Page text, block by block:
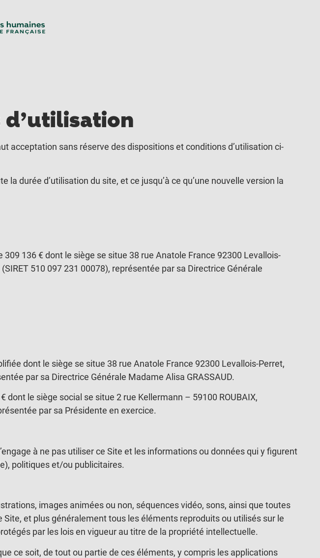
d’utilisation
acceptation sans réserve des dispositions et conditions d’utilisation ci-
durée d’utilisation du site, et ce jusqu’à ce qu’une nouvelle version la
309 136 € dont le siège se situe 38 rue Anatole France 92300 Levallois-
510 097 231 00078), représentée par sa Directrice Générale
dont le siège se situe 38 rue Anatole France 92300 Levallois-Perret,
par sa Directrice Générale Madame Alisa GRASSAUD.
le siège social se situe 2 rue Kellermann – 59100 ROUBAIX,
par sa Présidente en exercice.
à ne pas utiliser ce Site et les informations ou données qui y figurent
politiques et/ou publicitaires.
images animées ou non, séquences vidéo, sons, ainsi que toutes
et plus généralement tous les éléments reproduits ou utilisés sur le
par les lois en vigueur au titre de la propriété intellectuelle.
ce soit, de tout ou partie de ces éléments, y compris les applications